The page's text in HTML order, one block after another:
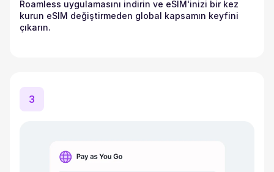
Roamless uygulamasını indirin ve eSIM'inizi bir kez
kurun eSIM değiştirmeden global kapsamın keyfini
çıkarın.
3